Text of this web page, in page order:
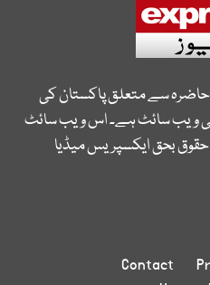
حاضرہ سے متعلق پاکستان کی
ویب سائٹ ہے۔ اس ویب سائٹ
حقوق بحق ایکسپریس میڈیا
Contact